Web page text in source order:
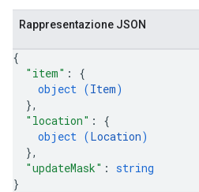
Rappresentazione JSON
{
"item" : {
object (Item)
},
"location" : {
object (Location)
},
"updateMask" : string
}